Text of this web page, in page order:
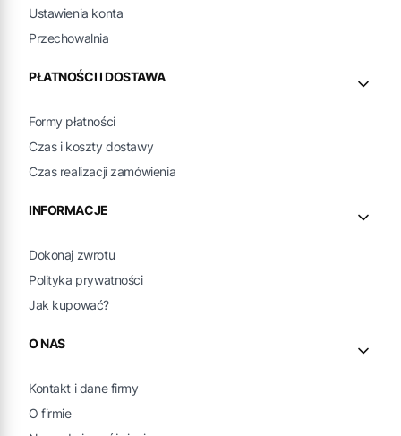
Ustawienia konta
Przechowalnia
PŁATNOŚCI I DOSTAWA
Formy płatności
Czas i koszty dostawy
Czas realizacji zamówienia
INFORMACJE
Dokonaj zwrotu
Polityka prywatności
Jak kupować?
O NAS
Kontakt i dane firmy
O firmie